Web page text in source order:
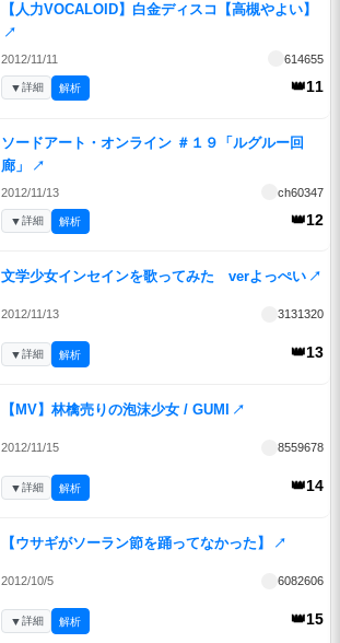
【人力VOCALOID】白金ディスコ【高槻やよい】
↗
2012/11/11 614655
👑11
▼詳細 解析
ソードアート・オンライン ＃１９「ルグルー回
廊」
↗
2012/11/13 ch60347
👑12
▼詳細 解析
文学少女インセインを歌ってみた verよっぺい ↗
2012/11/13 3131320
👑13
▼詳細 解析
【MV】林檎売りの泡沫少女 / GUMI ↗
2012/11/15 8559678
👑14
▼詳細 解析
【ウサギがソーラン節を踊ってなかった】 ↗
2012/10/5 6082606
👑15
▼詳細 解析